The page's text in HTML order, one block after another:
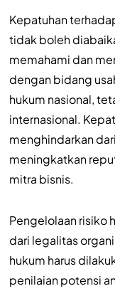
Kepatuhan
tidak boleh
memahami dan
dengan bidang
hukum nasional,
internasional.
menghindarkan
meningkatkan
mitra bisnis.
Pengelolaan risiko
dari legalitas
hukum harus
penilaian potensi